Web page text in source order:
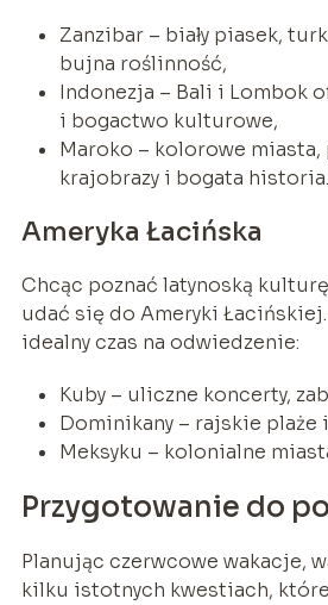
Zanzibar – biały piasek,
bujna roślinność,
Indonezja – Bali i Lombok
i bogactwo kulturowe,
Maroko – kolorowe miasta,
krajobrazy i bogata historia.
Ameryka Łacińska
Chcąc poznać latynoską
udać się do Ameryki
idealny czas na odwiedzenie:
Kuby – uliczne koncerty,
Dominikany – rajskie plaże
Meksyku – kolonialne
Przygotowanie do
Planując czerwcowe wakacje,
kilku istotnych kwestiach,